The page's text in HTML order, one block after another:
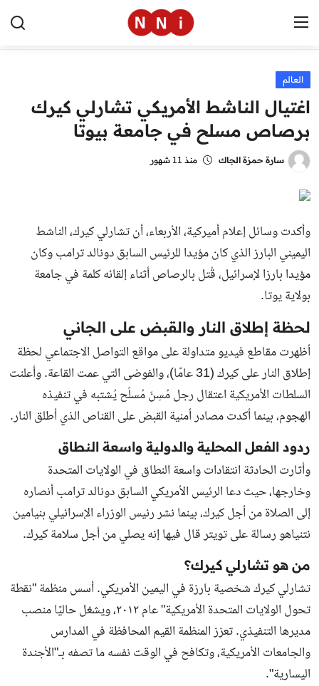
الرئيسية
اخبار مصر
العالم
تقنية
التعليم
العالم
اغتيال الناشط الأمريكي تشارلي كيرك
برصاص مسلح في جامعة بيوتا
سارة حمزة الجاك منذ 11 شهور
وأكدت وسائل إعلام أميركية، الأربعاء، أن تشارلي كيرك، الناشط
اليميني البارز الذي كان مؤيدا للرئيس السابق دونالد ترامب وكان
مؤيدا بارزا لإسرائيل، قُتل بالرصاص أثناء إلقائه كلمة في جامعة
بولاية يوتا.
لحظة إطلاق النار والقبض على الجاني
أظهرت مقاطع فيديو متداولة على مواقع التواصل الاجتماعي لحظة
إطلاق النار على كيرك (31 عامًا)، والفوضى التي عمت القاعة. وأعلنت
السلطات الأمريكية اعتقال رجل مُسِنّ مُسلّح يُشتبه في تنفيذه
الهجوم، بينما أكدت مصادر أمنية القبض على القناص الذي أطلق النار.
ردود الفعل المحلية والدولية واسعة النطاق
وأثارت الحادثة انتقادات واسعة النطاق في الولايات المتحدة
وخارجها، حيث دعا الرئيس الأمريكي السابق دونالد ترامب أنصاره
إلى الصلاة من أجل كيرك، بينما نشر رئيس الوزراء الإسرائيلي بنيامين
نتنياهو رسالة على تويتر قال فيها إنه يصلي من أجل سلامة كيرك.
من هو تشارلي كيرك؟
تشارلي كيرك شخصية بارزة في اليمين الأمريكي. أسس منظمة "نقطة
تحول الولايات المتحدة الأمريكية" عام ٢٠١٢، ويشغل حاليًا منصب
مديرها التنفيذي. تعزز المنظمة القيم المحافظة في المدارس
والجامعات الأمريكية، وتكافح في الوقت نفسه ما تصفه بـ"الأجندة
اليسارية".